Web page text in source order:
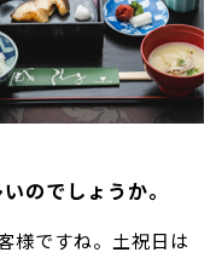
のでしょうか。
様ですね。土祝日は